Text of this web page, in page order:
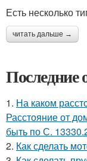
Есть несколько
читать дальше →
Последние
1. На каком
Расстояние от
быть по С.
2. Как сделать